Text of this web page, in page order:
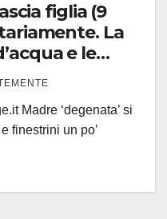
figlia (9
La
e le
aperti. Poi
morta
Madre ‘degenata’ si
finestrini un po’